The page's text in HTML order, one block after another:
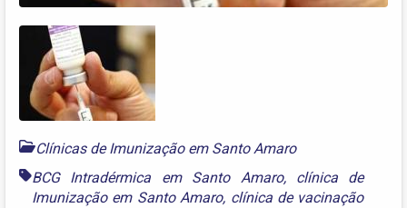
Clínicas de Imunização em Santo Amaro
BCG Intradérmica em Santo Amaro, clínica de
Imunização em Santo Amaro, clínica de vacinação